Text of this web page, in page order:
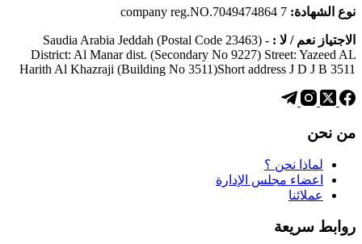
نوع الشهادة: company reg.NO.7049474864 7
الاجتياز نعم / لا : Saudia Arabia Jeddah (Postal Code 23463) -
District: Al Manar dist. (Secondary No 9227) Street: Yazeed AL
Harith Al Khazraji (Building No 3511)Short address J D J B 3511
من نحن
لماذا نحن ؟
اعضاء مجلس الإدارة
عملائنا
روابط سريعة